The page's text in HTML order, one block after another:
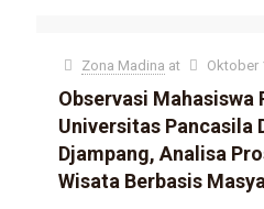
Zona Madina at Oktober
Observasi Mahasiswa
Universitas Pancasila
Djampang, Analisa
Wisata Berbasis